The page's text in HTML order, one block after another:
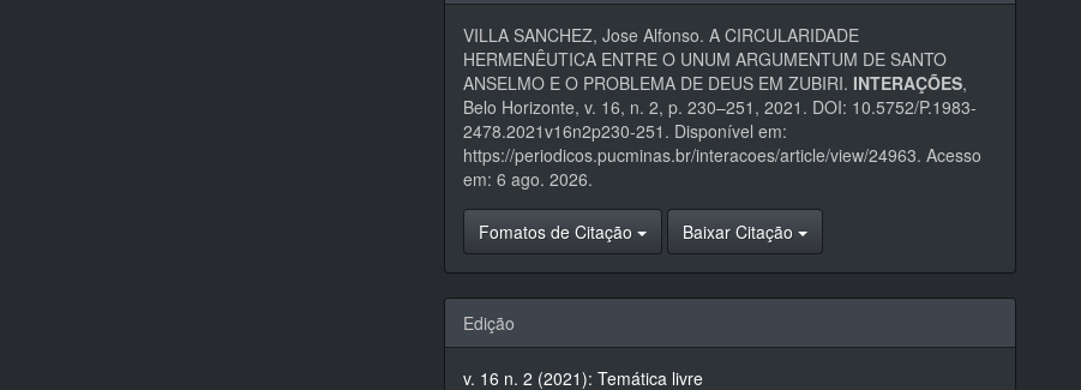
do
artigo
VILLA SANCHEZ, Jose Alfonso. A CIRCULARIDADE
HERMENÊUTICA ENTRE O UNUM ARGUMENTUM DE SANTO
ANSELMO E O PROBLEMA DE DEUS EM ZUBIRI. INTERAÇÕES,
Belo Horizonte, v. 16, n. 2, p. 230–251, 2021. DOI: 10.5752/P.1983-
2478.2021v16n2p230-251. Disponível em:
https://periodicos.pucminas.br/interacoes/article/view/24963. Acesso
em: 6 ago. 2026.
Fomatos de Citação Baixar Citação
Edição
v. 16 n. 2 (2021): Temática livre